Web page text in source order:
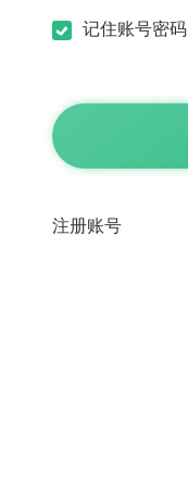
记住账号密码
注册账号